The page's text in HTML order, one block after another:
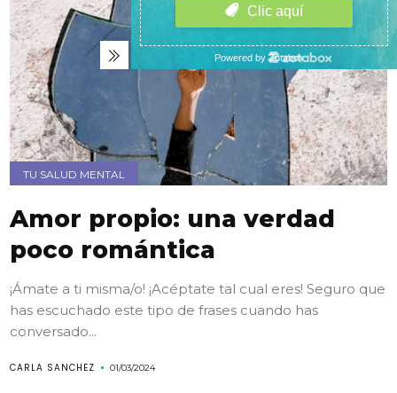
TU SALUD MENTAL
Amor propio: una verdad
poco romántica
¡Ámate a ti misma/o! ¡Acéptate tal cual eres! Seguro que
has escuchado este tipo de frases cuando has
conversado...
CARLA SANCHEZ 01/03/2024